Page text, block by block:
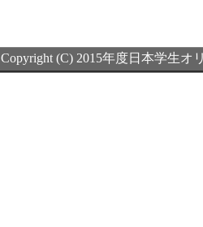
Copyright (C) 2015年度日本学生オ